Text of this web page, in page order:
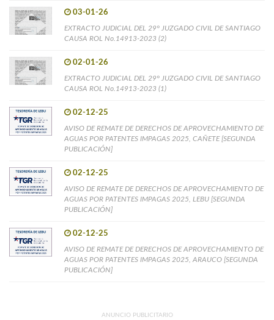
03-01-26
EXTRACTO JUDICIAL DEL 29° JUZGADO CIVIL DE SANTIAGO
CAUSA ROL No.14913-2023 (2)
02-01-26
EXTRACTO JUDICIAL DEL 29° JUZGADO CIVIL DE SANTIAGO
CAUSA ROL No.14913-2023 (1)
02-12-25
AVISO DE REMATE DE DERECHOS DE APROVECHAMIENTO DE
AGUAS POR PATENTES IMPAGAS 2025, CAÑETE [SEGUNDA
PUBLICACIÓN]
02-12-25
AVISO DE REMATE DE DERECHOS DE APROVECHAMIENTO DE
AGUAS POR PATENTES IMPAGAS 2025, LEBU [SEGUNDA
PUBLICACIÓN]
02-12-25
AVISO DE REMATE DE DERECHOS DE APROVECHAMIENTO DE
AGUAS POR PATENTES IMPAGAS 2025, ARAUCO [SEGUNDA
PUBLICACIÓN]
ANUNCIO PUBLICITARIO